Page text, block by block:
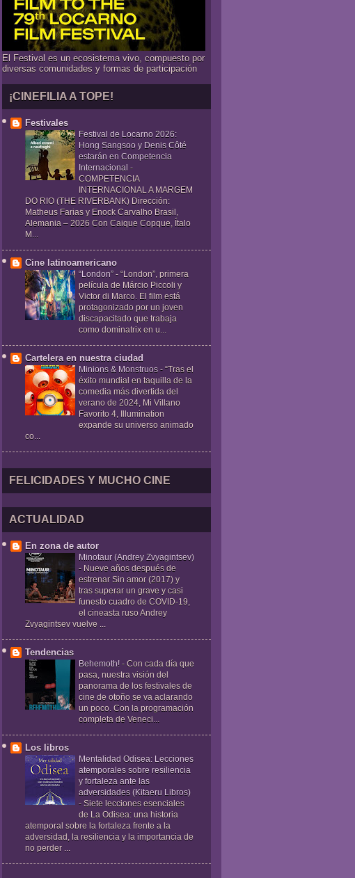
El Festival es un ecosistema vivo, compuesto por
diversas comunidades y formas de participación
¡CINEFILIA A TOPE!
Festivales
Festival de Locarno 2026:
Hong Sangsoo y Denis Côté
estarán en Competencia
Internacional -
COMPETENCIA
INTERNACIONAL A MARGEM
DO RIO (THE RIVERBANK) Dirección:
Matheus Farias y Enock Carvalho Brasil,
Alemania – 2026 Con Caique Copque, Ítalo
M...
Cine latinoamericano
“London” - “London”, primera
película de Márcio Piccoli y
Victor di Marco. El film está
protagonizado por un joven
discapacitado que trabaja
como dominatrix en u...
Cartelera en nuestra ciudad
Minions & Monstruos - “Tras el
éxito mundial en taquilla de la
comedia más divertida del
verano de 2024, Mi Villano
Favorito 4, Illumination
expande su universo animado
co...
FELICIDADES Y MUCHO CINE
ACTUALIDAD
En zona de autor
Minotaur (Andrey Zvyagintsev)
- Nueve años después de
estrenar Sin amor (2017) y
tras superar un grave y casi
funesto cuadro de COVID-19,
el cineasta ruso Andrey
Zvyagintsev vuelve ...
Tendencias
Behemoth! - Con cada día que
pasa, nuestra visión del
panorama de los festivales de
cine de otoño se va aclarando
un poco. Con la programación
completa de Veneci...
Los libros
Mentalidad Odisea: Lecciones
atemporales sobre resiliencia
y fortaleza ante las
adversidades (Kitaeru Libros)
- Siete lecciones esenciales
de La Odisea: una historia
atemporal sobre la fortaleza frente a la
adversidad, la resiliencia y la importancia de
no perder ...